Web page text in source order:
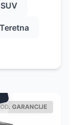
GARANCIJE